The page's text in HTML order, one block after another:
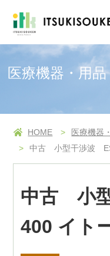
医療機器・用品
HOME
医療機器
中古 小型干渉波
中古 小
400 イト